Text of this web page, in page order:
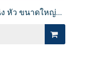
หัว ขนาดใหญ่